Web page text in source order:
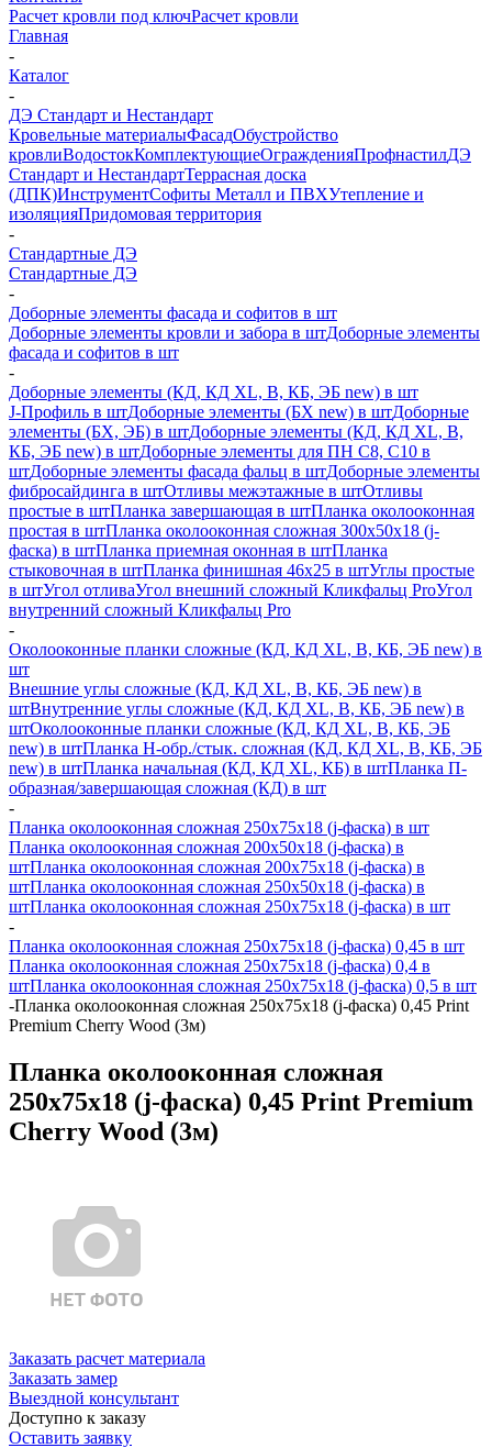
Расчет кровли под ключРасчет кровли
Главная
-
Каталог
-
ДЭ Стандарт и Нестандарт
Кровельные материалыФасадОбустройство
кровлиВодостокКомплектующиеОгражденияПрофнастилДЭ
Стандарт и НестандартТеррасная доска
(ДПК)ИнструментСофиты Металл и ПВХУтепление и
изоляцияПридомовая территория
-
Стандартные ДЭ
Стандартные ДЭ
-
Доборные элементы фасада и софитов в шт
Доборные элементы кровли и забора в штДоборные элементы
фасада и софитов в шт
-
Доборные элементы (КД, КД XL, В, КБ, ЭБ new) в шт
J-Профиль в штДоборные элементы (БХ new) в штДоборные
элементы (БХ, ЭБ) в штДоборные элементы (КД, КД XL, В,
КБ, ЭБ new) в штДоборные элементы для ПН С8, С10 в
штДоборные элементы фасада фальц в штДоборные элементы
фибросайдинга в штОтливы межэтажные в штОтливы
простые в штПланка завершающая в штПланка околооконная
простая в штПланка околооконная сложная 300х50х18 (j-
фаска) в штПланка приемная оконная в штПланка
стыковочная в штПланка финишная 46х25 в штУглы простые
в штУгол отливаУгол внешний сложный Кликфальц ProУгол
внутренний сложный Кликфальц Pro
-
Околооконные планки сложные (КД, КД XL, В, КБ, ЭБ new) в
шт
Внешние углы сложные (КД, КД XL, В, КБ, ЭБ new) в
штВнутренние углы сложные (КД, КД XL, В, КБ, ЭБ new) в
штОколооконные планки сложные (КД, КД XL, В, КБ, ЭБ
new) в штПланка H-обр./стык. сложная (КД, КД XL, В, КБ, ЭБ
new) в штПланка начальная (КД, КД XL, КБ) в штПланка П-
образная/завершающая сложная (КД) в шт
-
Планка околооконная сложная 250х75х18 (j-фаска) в шт
Планка околооконная сложная 200х50х18 (j-фаска) в
штПланка околооконная сложная 200х75х18 (j-фаска) в
штПланка околооконная сложная 250х50х18 (j-фаска) в
штПланка околооконная сложная 250х75х18 (j-фаска) в шт
-
Планка околооконная сложная 250х75х18 (j-фаска) 0,45 в шт
Планка околооконная сложная 250х75х18 (j-фаска) 0,4 в
штПланка околооконная сложная 250х75х18 (j-фаска) 0,5 в шт
-Планка околооконная сложная 250х75х18 (j-фаска) 0,45 Print
Premium Cherry Wood (3м)
Планка околооконная сложная
250х75х18 (j-фаска) 0,45 Print Premium
Cherry Wood (3м)
Заказать расчет материала
Заказать замер
Выездной консультант
Доступно к заказу
Оставить заявку